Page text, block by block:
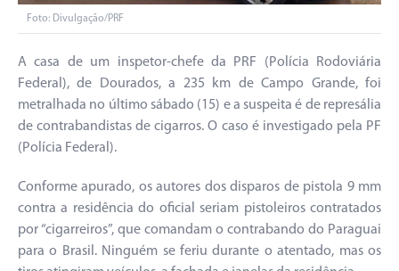
Foto: Divulgação/PRF
A casa de um inspetor-chefe da PRF (Polícia Rodoviária
Federal), de Dourados, a 235 km de Campo Grande, foi
metralhada no último sábado (15) e a suspeita é de represália
de contrabandistas de cigarros. O caso é investigado pela PF
(Polícia Federal).
Conforme apurado, os autores dos disparos de pistola 9 mm
contra a residência do oficial seriam pistoleiros contratados
por “cigarreiros”, que comandam o contrabando do Paraguai
para o Brasil. Ninguém se feriu durante o atentado, mas os